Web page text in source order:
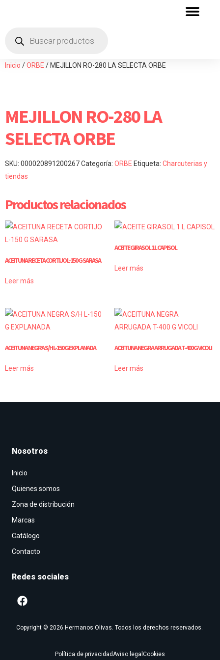
Inicio /ORBE / MEJILLON RO-280 LA SELECTA ORBE
MEJILLON RO-280 LA
SELECTA ORBE
SKU: 000020891200267Categoría: ORBE Etiqueta: Charcuterias y
tiendas
Productos relacionados
ACEITUNA RECETA CORTIJO L-150 G SARASA
Leer más
ACEITE GIRASOL 1 L CAPISOL
Leer más
ACEITUNA NEGRA S/H L-150 G EXPLANADA
Leer más
ACEITUNA NEGRA ARRUGADA T-400 G VICOLI
Leer más
Nosotros
Inicio
Quienes somos
Zona de distribución
Marcas
Catálogo
Contacto
Redes sociales
Copyright © 2026 Hermanos Olivas. Todos los derechos reservados.
Política de privacidadAviso legal Cookies